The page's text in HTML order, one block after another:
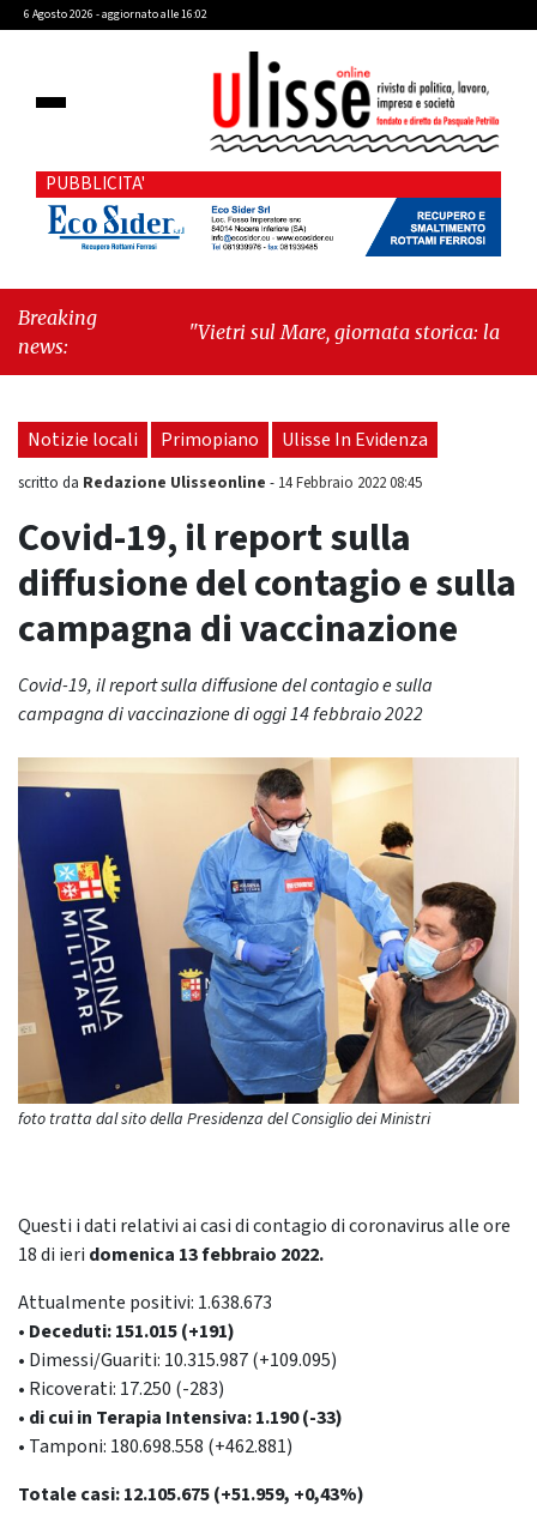
6 Agosto 2026 - aggiornato alle 16:02
PUBBLICITA'
Breaking
news:
"Vietri sul Mare, giornata storica: la ceramica
Notizie locali Primopiano Ulisse In Evidenza
scritto da Redazione Ulisseonline - 14 Febbraio 2022 08:45
Covid-19, il report sulla
diffusione del contagio e sulla
campagna di vaccinazione
Covid-19, il report sulla diffusione del contagio e sulla
campagna di vaccinazione di oggi 14 febbraio 2022
foto tratta dal sito della Presidenza del Consiglio dei Ministri
Questi i dati relativi ai casi di contagio di coronavirus alle ore
18 di ieri domenica 13 febbraio 2022.
Attualmente positivi: 1.638.673
• Deceduti: 151.015 (+191)
• Dimessi/Guariti: 10.315.987 (+109.095)
• Ricoverati: 17.250 (-283)
• di cui in Terapia Intensiva: 1.190 (-33)
• Tamponi: 180.698.558 (+462.881)
Totale casi: 12.105.675 (+51.959, +0,43%)